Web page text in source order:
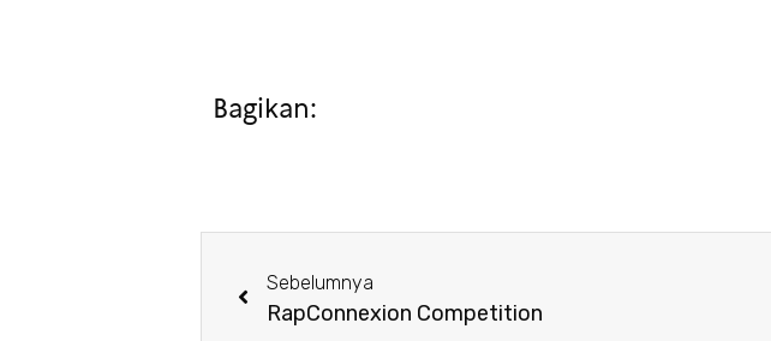
Bagikan:
Sebelumnya
RapConnexion Competition